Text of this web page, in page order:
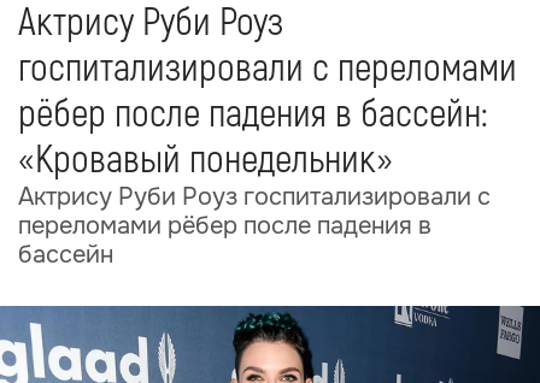
Актрису Руби Роуз
госпитализировали с переломами
рёбер после падения в бассейн:
«Кровавый понедельник»
Актрису Руби Роуз госпитализировали с
переломами рёбер после падения в
бассейн